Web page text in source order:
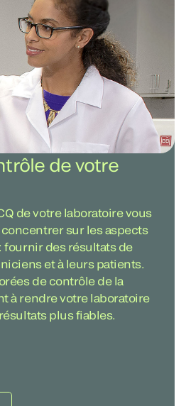
de votre
de votre laboratoire vous
sur les aspects
fournir des résultats de
et à leurs patients.
de contrôle de la
à rendre votre laboratoire
plus fiables.